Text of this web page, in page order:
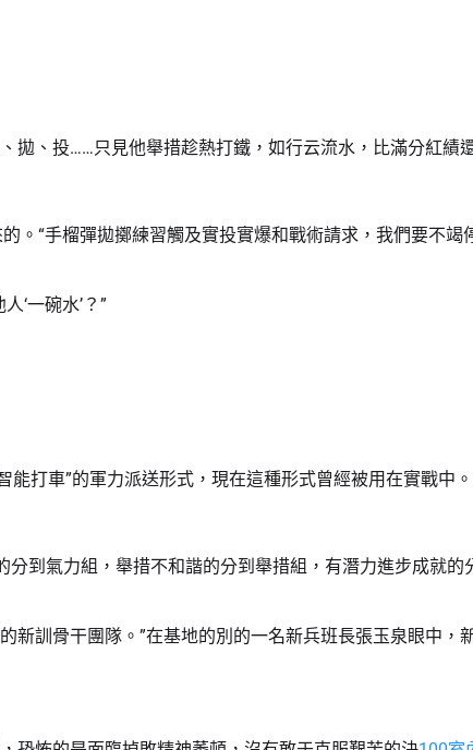
拋、投……只見他舉措趁熱打鐵，如行云流水，比滿分紅績
“手榴彈拋擲練習觸及實投實爆和戰術請求，我們要不竭
‘一碗水’？”
打車”的軍力派送形式，現在這種形式曾經被用在實戰中。
到氣力組，舉措不和諧的分到舉措組，有潛力進步成就
訓骨干團隊。”在基地的別的一名新兵班長張玉泉眼中，